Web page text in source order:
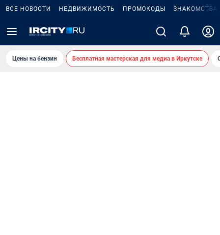
ВСЕ НОВОСТИ НЕДВИЖИМОСТЬ ПРОМОКОДЫ ЗНАКОМСТВА
Цены на бензин Бесплатная мастерская для медиа в Иркутске